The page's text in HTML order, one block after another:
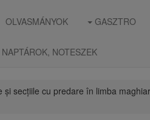
OLVASMÁNYOK GASZTRO
NOTESZEK
secțiile cu predare în limba